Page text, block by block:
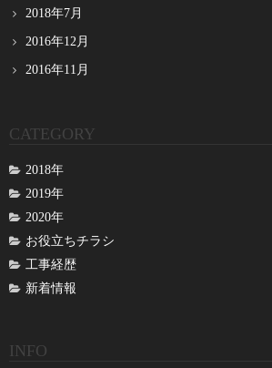
2018年7月
2016年12月
2016年11月
CATEGORY
2018年
2019年
2020年
お役立ちチラシ
工事経歴
新着情報
INFO